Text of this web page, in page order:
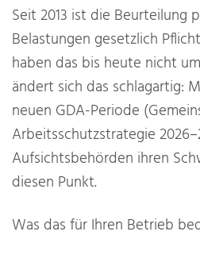
Seit 2013 ist die Beurteilung
Belastungen gesetzlich
haben das bis heute nicht
ändert sich das schlagartig:
neuen GDA-Periode
Arbeitsschutzstrategie
Aufsichtsbehörden ihren
diesen Punkt.
Was das für Ihren Betrieb